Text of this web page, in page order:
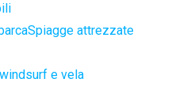
Spiagge attrezzate
e vela